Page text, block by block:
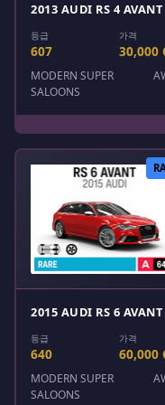
2013 AUDI RS 4 AVANT
등급
607
가격
30,000
MODERN SUPER
SALOONS
2015 AUDI RS 6 AVANT
등급
640
가격
60,000
MODERN SUPER
SALOONS